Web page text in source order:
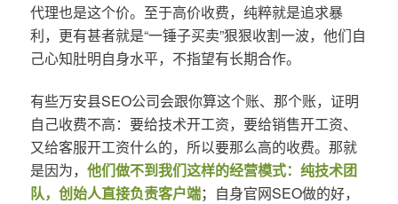
代理也是这个价。至于高价收费，纯粹就是追求暴
利，更有甚者就是“一锤子买卖”狠狠收割一波，他们自
己心知肚明自身水平，不指望有长期合作。
有些万安县SEO公司会跟你算这个账、那个账，证明
自己收费不高：要给技术开工资，要给销售开工资、
又给客服开工资什么的，所以要那么高的收费。那就
是因为， 他们做不到我们这样的经营模式：纯技术团
队，创始人直接负责客户端；自身官网SEO做的好，